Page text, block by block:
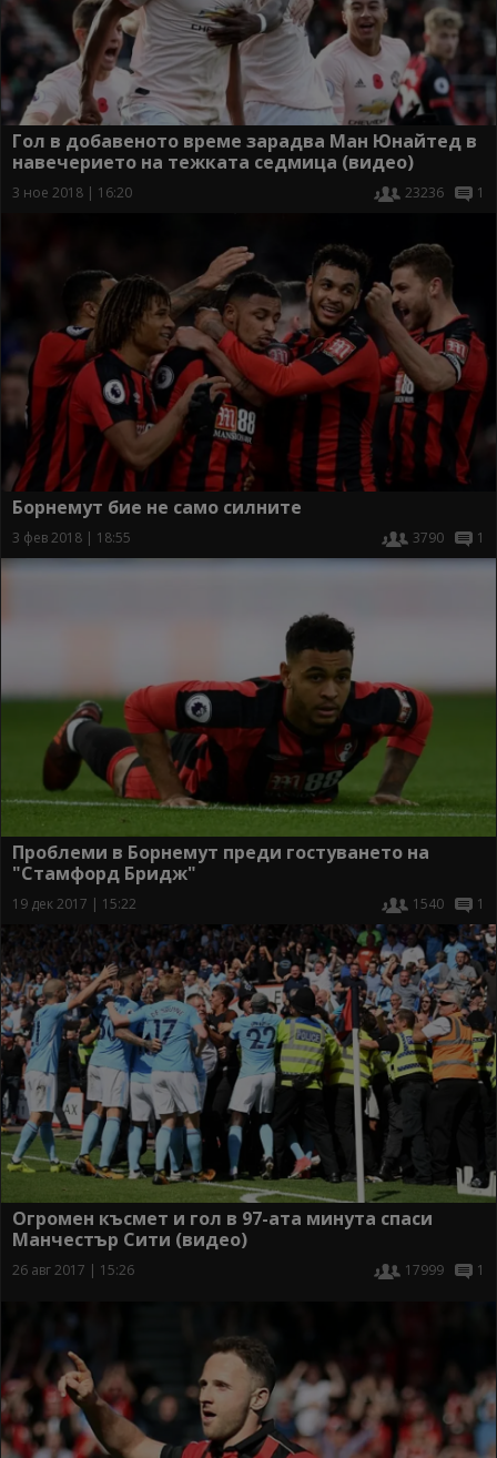
Гол в добавеното време зарадва Ман Юнайтед в
навечерието на тежката седмица (видео)
3 ное 2018 | 16:20 23236 1
Борнемут бие не само силните
3 фев 2018 | 18:55 3790 1
Проблеми в Борнемут преди гостуването на
"Стамфорд Бридж"
19 дек 2017 | 15:22 1540 1
Огромен късмет и гол в 97-ата минута спаси
Манчестър Сити (видео)
26 авг 2017 | 15:26 17999 1